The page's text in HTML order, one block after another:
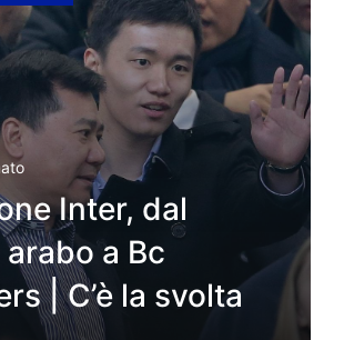
Inter, dal
a Bc
| C’è la svolta